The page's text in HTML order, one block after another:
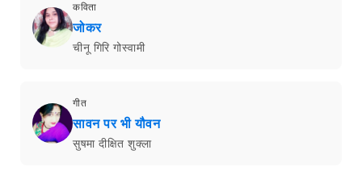
कविता
जोकर
चीनू गिरि गोस्वामी
गीत
सावन पर भी यौवन
सुषमा दीक्षित शुक्ला